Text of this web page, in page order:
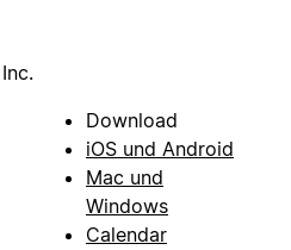
Download
iOS und Android
Mac und
Windows
Calendar